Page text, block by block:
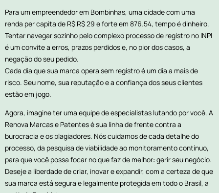
Para um empreendedor em Bombinhas, uma cidade com uma
renda per capita de R$ R$ 29 e forte em 876.54, tempo é dinheiro.
Tentar navegar sozinho pelo complexo processo de registro no INPI
é um convite a erros, prazos perdidos e, no pior dos casos, a
negação do seu pedido.
Cada dia que sua marca opera sem registro é um dia a mais de
risco. Seu nome, sua reputação e a confiança dos seus clientes
estão em jogo.
Agora, imagine ter uma equipe de especialistas lutando por você. A
Renova Marcas e Patentes é sua linha de frente contra a
burocracia e os plagiadores. Nós cuidamos de cada detalhe do
processo, da pesquisa de viabilidade ao monitoramento contínuo,
para que você possa focar no que faz de melhor: gerir seu negócio.
Deseje a liberdade de criar, inovar e expandir, com a certeza de que
sua marca está segura e legalmente protegida em todo o Brasil, a